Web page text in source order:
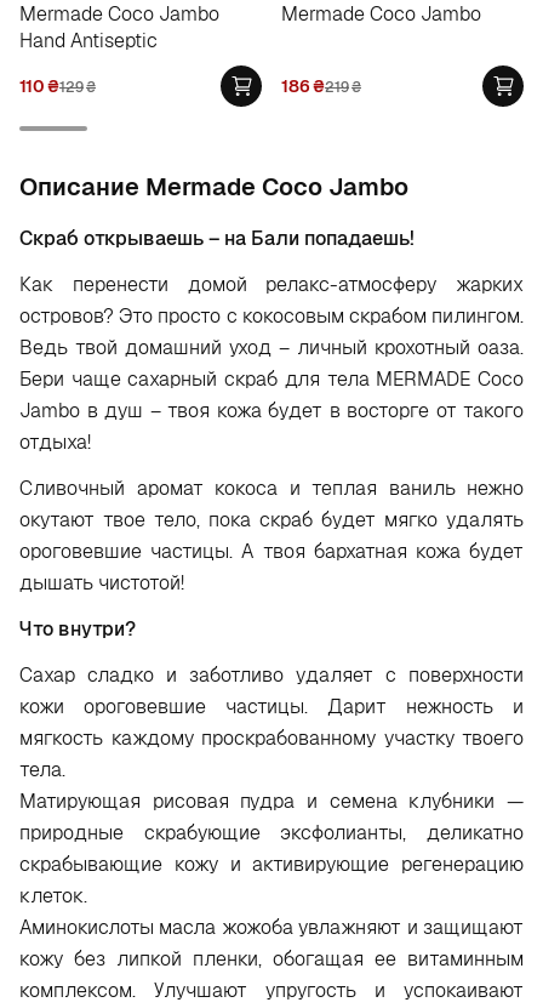
Mermade Coco Jambo
Hand Antiseptic
110₴129₴
Mermade Coco Jambo
186₴219₴
Oписание Mermade Coco Jambo
Скраб открываешь – на Бали попадаешь!
Как перенести домой релакс-атмосферу жарких
островов? Это просто с кокосовым скрабом пилингом.
Ведь твой домашний уход – личный крохотный оаза.
Бери чаще сахарный скраб для тела MERMADE Coco
Jambo в душ – твоя кожа будет в восторге от такого
отдыха!
Сливочный аромат кокоса и теплая ваниль нежно
окутают твое тело, пока скраб будет мягко удалять
ороговевшие частицы. А твоя бархатная кожа будет
дышать чистотой!
Что внутри?
Сахар сладко и заботливо удаляет с поверхности
кожи ороговевшие частицы. Дарит нежность и
мягкость каждому проскрабованному участку твоего
тела.
Матирующая рисовая пудра и семена клубники —
природные скрабующие эксфолианты, деликатно
скрабывающие кожу и активирующие регенерацию
клеток.
Аминокислоты масла жожоба увлажняют и защищают
кожу без липкой пленки, обогащая ее витаминным
комплексом. Улучшают упругость и успокаивают